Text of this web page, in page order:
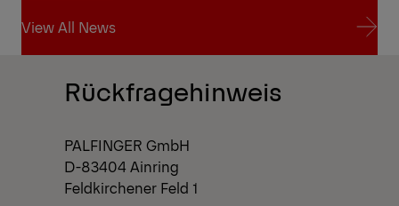
View All News
View All News
Rückfragehinweis
PALFINGER GmbH
D-83404 Ainring
Feldkirchener Feld 1